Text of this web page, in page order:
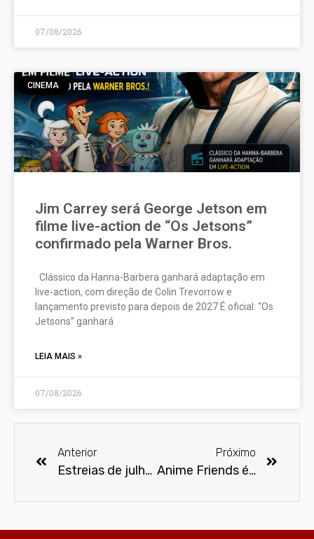
07/08/2026
CINEMA
Jim Carrey será George Jetson em
filme live-action de “Os Jetsons”
confirmado pela Warner Bros.
Clássico da Hanna-Barbera ganhará adaptação em
live-action, com direção de Colin Trevorrow e
lançamento previsto para depois de 2027 É oficial: “Os
Jetsons” ganhará
LEIA MAIS »
07/08/2026
Anterior
Estreias de julho de 2019 na Netflix
Próximo
Anime Friends é palco para alegria do público